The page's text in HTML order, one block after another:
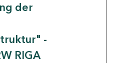
der
-
RIGA